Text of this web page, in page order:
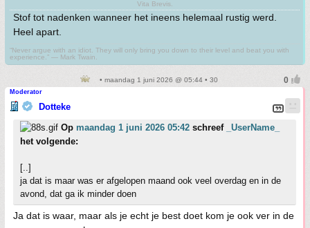
Vita Brevis.
Stof tot nadenken wanneer het ineens helemaal rustig werd.
Heel apart.
“Never argue with an idiot. They will only bring you down to their level and beat you with
experience.” ― Mark Twain.
• maandag 1 juni 2026 @ 05:44 • 30
Moderator
Dotteke
Op maandag 1 juni 2026 05:42 schreef
_UserName_
het volgende:
[..]
ja dat is maar was er afgelopen maand ook veel overdag en in de
avond, dat ga ik minder doen
Ja dat is waar, maar als je echt je best doet kom je ook ver in de